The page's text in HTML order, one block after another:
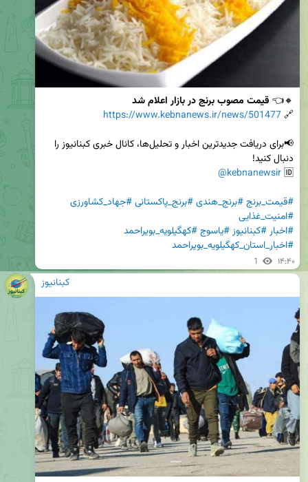
🔸👈 قیمت مصوب برنج در بازار اعلام شد
🔗
https://www.kebnanews.ir/news/501477
🆔
@kebnanewsir
#قیمت_برنج#برنج_هندی#برنج_پاکستانی#جهاد_کشاورزی
#امنیت_غذایی
#اخبار#کبنانیوز#یاسوج#کهگیلویه_بویراحمد
#اخبار_استان_کهگیلویه_بویراحمد
1 ۱۴:۴۰
کبنانیوز